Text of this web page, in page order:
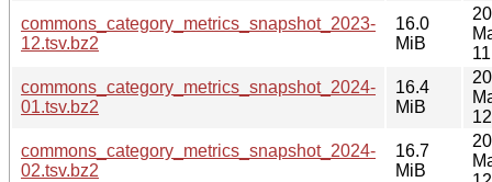
commons_category_metrics_snapshot_2023-
12.tsv.bz2
16.0
MiB
commons_category_metrics_snapshot_2024-
01.tsv.bz2
16.4
MiB
commons_category_metrics_snapshot_2024-
02.tsv.bz2
16.7
MiB